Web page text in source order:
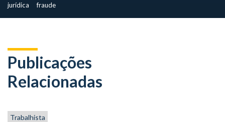
jurídica
fraude
Publicações
Relacionadas
Trabalhista